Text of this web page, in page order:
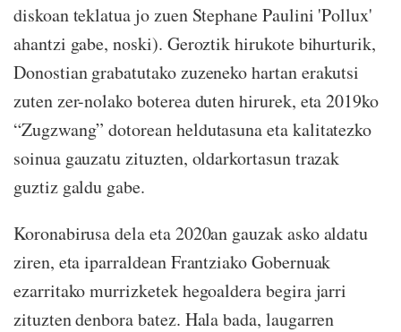
diskoan teklatua jo zuen Stephane Paulini 'Pollux'
ahantzi gabe, noski). Geroztik hirukote bihurturik,
Donostian grabatutako zuzeneko hartan erakutsi
zuten zer-nolako boterea duten hirurek, eta 2019ko
“Zugzwang” dotorean heldutasuna eta kalitatezko
soinua gauzatu zituzten, oldarkortasun trazak
guztiz galdu gabe.
Koronabirusa dela eta 2020an gauzak asko aldatu
ziren, eta iparraldean Frantziako Gobernuak
ezarritako murrizketek hegoaldera begira jarri
zituzten denbora batez. Hala bada, laugarren